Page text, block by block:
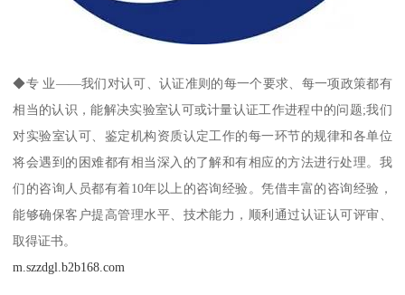
◆专 业——我们对认可、认证准则的每一个要求、每一项政策都有
相当的认识，能解决实验室认可或计量认证工作进程中的问题;我们
对实验室认可、鉴定机构资质认定工作的每一环节的规律和各单位
将会遇到的困难都有相当深入的了解和有相应的方法进行处理。我
们的咨询人员都有着10年以上的咨询经验。凭借丰富的咨询经验，
能够确保客户提高管理水平、技术能力，顺利通过认证认可评审、
取得证书。
m.szzdgl.b2b168.com